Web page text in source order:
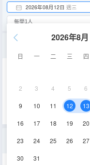
2026年08月12日 週三
2026年8月
日 一 二 三 四
2 3 4 5 6
9 10 11 12 13
16 17 18 19 20
23 24 25 26 27
30 31